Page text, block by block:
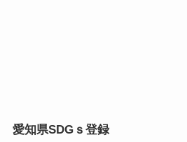
愛知県SDGｓ登録